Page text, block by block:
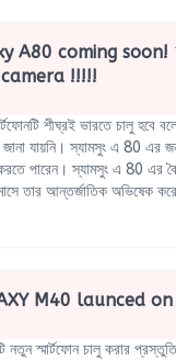
A80 coming soon!
!!!!!
শীঘ্রই ভারতে চালু হবে
জানা যায়নি। স্যামসুং এ 80
পারেন। স্যামসুং এ 80 এর
তার আন্তর্জাতিক অভিষেক
M40 launced
নতুন স্মার্টফোন চালু করার